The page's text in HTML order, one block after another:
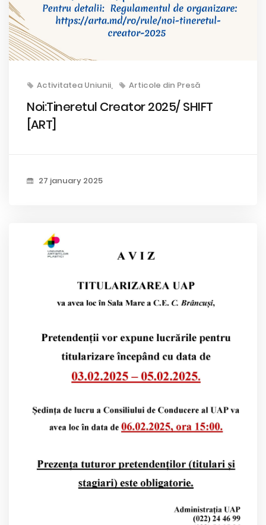
Activitatea Uniunii Articole din Presă
Noi:Tineretul Creator 2025/ SHIFT
[ART]
27 january 2025